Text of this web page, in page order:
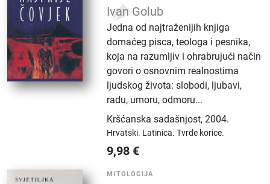
Ivan Golub
Jedna od najtraženijih knjiga
domaćeg pisca, teologa i pesnika,
koja na razumljiv i ohrabrujući način
govori o osnovnim realnostima
ljudskog života: slobodi, ljubavi,
radu, umoru, odmoru...
Kršćanska sadašnjost,2004.
Hrvatski. Latinica.Tvrde korice.
9,98 €
MITOLOGIJA